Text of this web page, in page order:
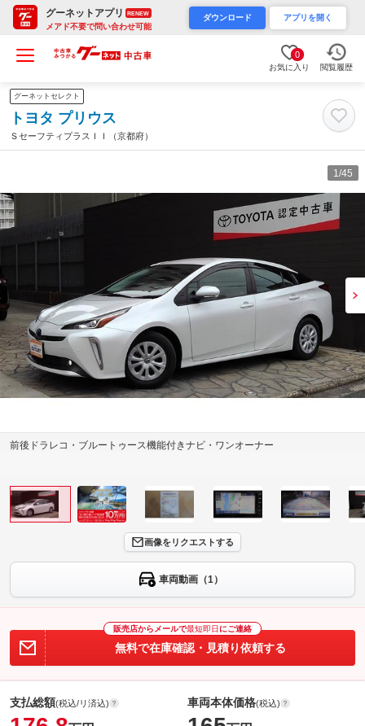
グーネットアプリ RENEW
メアド不要で問い合わせ可能
ダウンロード アプリを開く
0
お気に入り 閲覧履歴
グーネットセレクト
トヨタ プリウス
ＳセーフティプラスＩＩ（京都府）
1 /45
前後ドラレコ・ブルートゥース機能付きナビ・ワンオーナー
画像をリクエストする
車両動画（1）
販売店からメールで最短即日 にご連絡
無料で在庫確認・見積り依頼する
支払総額(税込/リ済込) 車両本体価格(税込)